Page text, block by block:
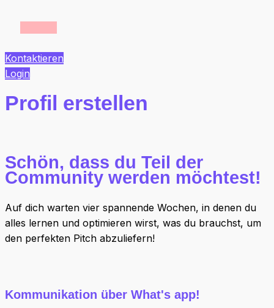
Kontaktieren
Login
Profil erstellen
Schön, dass du Teil der
Community werden möchtest!
Auf dich warten vier spannende Wochen, in denen du
alles lernen und optimieren wirst, was du brauchst, um
den perfekten Pitch abzuliefern!
Kommunikation über What's app!